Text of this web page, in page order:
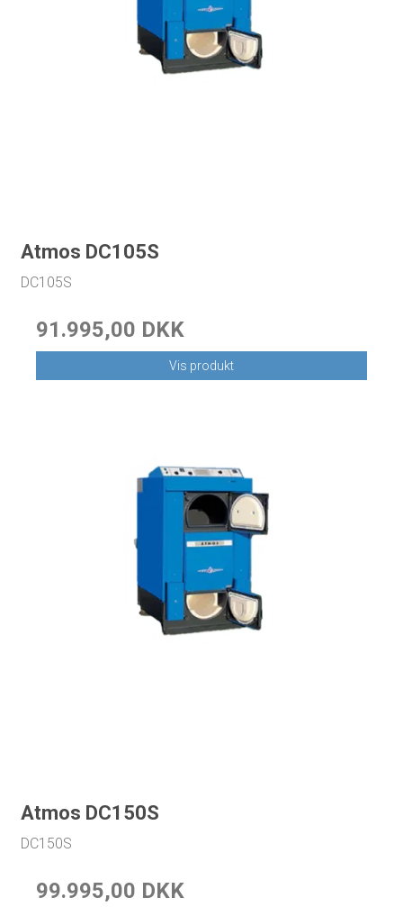
Atmos DC105S
DC105S
91.995,00 DKK
Vis produkt
Atmos DC150S
DC150S
99.995,00 DKK